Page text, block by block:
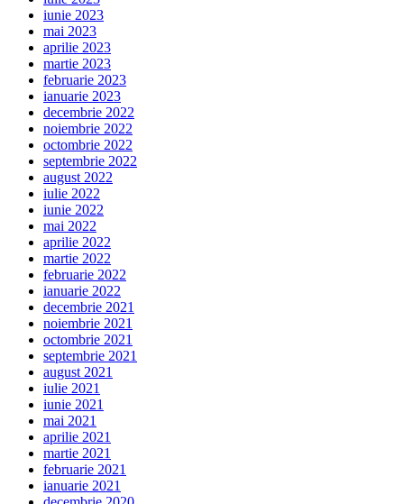
iunie 2023
mai 2023
aprilie 2023
martie 2023
februarie 2023
ianuarie 2023
decembrie 2022
noiembrie 2022
octombrie 2022
septembrie 2022
august 2022
iulie 2022
iunie 2022
mai 2022
aprilie 2022
martie 2022
februarie 2022
ianuarie 2022
decembrie 2021
noiembrie 2021
octombrie 2021
septembrie 2021
august 2021
iulie 2021
iunie 2021
mai 2021
aprilie 2021
martie 2021
februarie 2021
ianuarie 2021